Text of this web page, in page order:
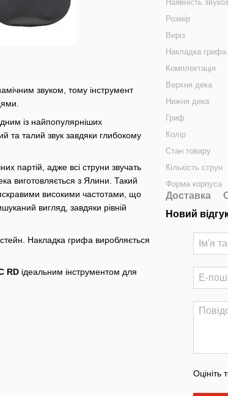
звуком, тому інструмент
із найпопулярніших
та талий звук завдяки глибокому
партій, адже всі струни звучать
виготовляється з Ялини. Такий
високими частотами, що
вигляд, завдяки рівній
Накладка грифа виробляється
RD ідеальним інструментом для
Наявність
Розмір
Виріз
Накладка грифа
Комплектація
Верхня дека
Нижня дека
Гриф
Колір
Стан товару
Кількість струн
Форма корпуса
Доставка
Новий
Оцініть